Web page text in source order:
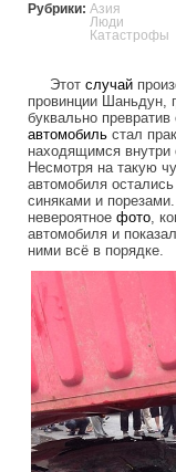
Рубрики: Азия
Люди
Катастрофы
Этот случай
провинции Шаньдун,
буквально превратив
автомобиль стал
находящимся внутри
Несмотря на такую
автомобиля
синяками и
невероятное фото ,
автомобиля и
ними всё в порядке.